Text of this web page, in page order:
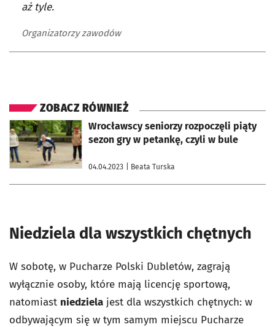
aż tyle.
Organizatorzy zawodów
ZOBACZ RÓWNIEŻ
Wrocławscy seniorzy rozpoczęli piąty
sezon gry w petankę, czyli w bule
04.04.2023 | Beata Turska
otworzy się w nowej karcie
Niedziela dla wszystkich chętnych
W sobotę, w Pucharze Polski Dubletów, zagrają
wyłącznie osoby, które mają licencję sportową,
natomiast niedziela jest dla wszystkich chętnych: w
odbywającym się w tym samym miejscu Pucharze